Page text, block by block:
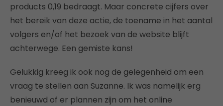
products 0,19 bedraagt. Maar concrete cijfers over
het bereik van deze actie, de toename in het aantal
volgers en/of het bezoek van de website blijft
achterwege. Een gemiste kans!
Gelukkig kreeg ik ook nog de gelegenheid om een
vraag te stellen aan Suzanne. Ik was namelijk erg
benieuwd of er plannen zijn om het online